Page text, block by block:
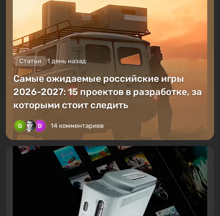
Статьи 1 день назад
Самые ожидаемые российские игры
2026-2027: 15 проектов в разработке, за
которыми стоит следить
14 комментариев